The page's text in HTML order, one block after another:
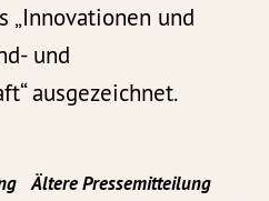
„Innovationen und
und
ausgezeichnet.
Ältere Pressemitteilung